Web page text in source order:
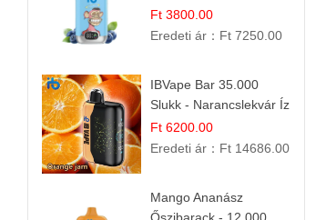
| Frissítő Bogyós Íz
Ft 3800.00
Eredeti ár： Ft 7250.00
IBVape Bar 35.000
Slukk - Narancslekvár Íz
| Prémium E-cigaretta
Ft 6200.00
Eredeti ár： Ft 14686.00
Mango Ananász